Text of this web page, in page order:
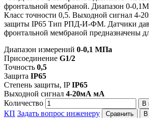
фронтальной мембраной. Диапазон 0-
Класс точности 0,5. Выходной сигнал 4-
защиты IP65 Тип РПД-И-ФМ. Датчики
фронтальной мембраной предназначены
Диапазон измерений 0-0,1 МПа
Присоединение G1/2
Точность 0,5
Защита IP65
Степень защиты, IP IP65
Выходной сигнал 4-20мА мА
Количество
В
КП Задать вопрос инженеру Сравнить